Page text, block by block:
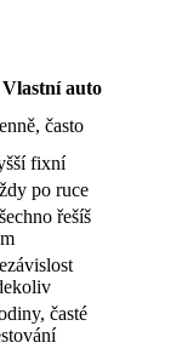
Vlastní auto
často
fixní
po ruce
řešíš
časté